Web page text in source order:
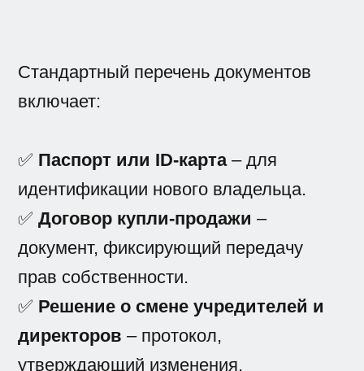
Стандартный перечень документов
включает:
✅ Паспорт или ID-карта– для
идентификации нового владельца.
✅Договор купли-продажи –
документ, фиксирующий передачу
прав собственности.
✅ Решение о смене учредителей и
директоров – протокол,
утверждающий изменения.